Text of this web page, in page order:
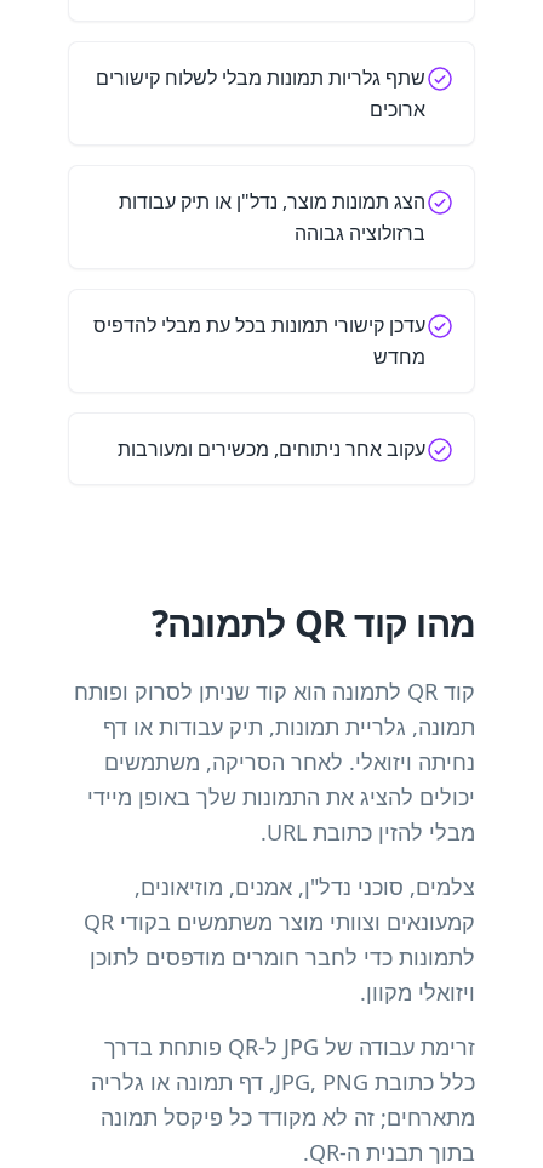
שתף גלריות תמונות מבלי לשלוח קישורים
ארוכים
הצג תמונות מוצר, נדל"ן או תיק עבודות
ברזולוציה גבוהה
עדכן קישורי תמונות בכל עת מבלי להדפיס
מחדש
עקוב אחר ניתוחים, מכשירים ומעורבות
מהו קוד QR לתמונה?
קוד QR לתמונה הוא קוד שניתן לסרוק ופותח
תמונה, גלריית תמונות, תיק עבודות או דף
נחיתה ויזואלי. לאחר הסריקה, משתמשים
יכולים להציג את התמונות שלך באופן מיידי
מבלי להזין כתובת URL.
צלמים, סוכני נדל"ן, אמנים, מוזיאונים,
קמעונאים וצוותי מוצר משתמשים בקודי QR
לתמונות כדי לחבר חומרים מודפסים לתוכן
ויזואלי מקוון.
זרימת עבודה של JPG ל-QR פותחת בדרך
כלל כתובת JPG, PNG, דף תמונה או גלריה
מתארחים; זה לא מקודד כל פיקסל תמונה
בתוך תבנית ה-QR.